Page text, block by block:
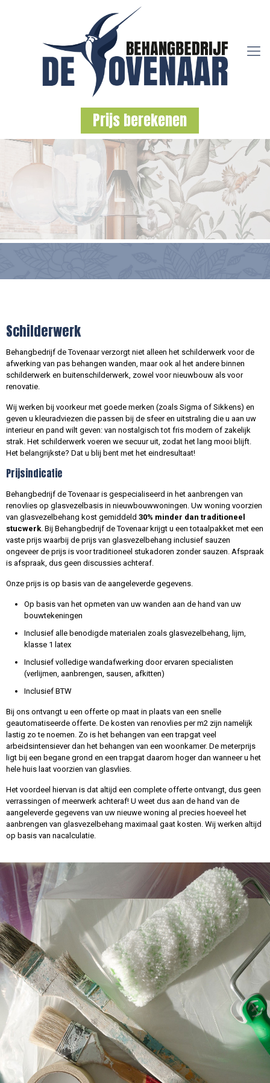
Prijs berekenen
Schilderwerk
Behangbedrijf de Tovenaar verzorgt niet alleen het schilderwerk voor de
afwerking van pas behangen wanden, maar ook al het andere binnen
schilderwerk en buitenschilderwerk, zowel voor nieuwbouw als voor
renovatie.
Wij werken bij voorkeur met goede merken (zoals Sigma of Sikkens) en
geven u kleuradviezen die passen bij de sfeer en uitstraling die u aan uw
interieur en pand wilt geven: van nostalgisch tot fris modern of zakelijk
strak. Het schilderwerk voeren we secuur uit, zodat het lang mooi blijft.
Het belangrijkste? Dat u blij bent met het eindresultaat!
Prijsindicatie
Behangbedrijf de Tovenaar is gespecialiseerd in het aanbrengen van
renovlies op glasvezelbasis in nieuwbouwwoningen. Uw woning voorzien
van glasvezelbehang kost gemiddeld 30% minder dan traditioneel
stucwerk. Bij Behangbedrijf de Tovenaar krijgt u een totaalpakket met een
vaste prijs waarbij de prijs van glasvezelbehang inclusief sauzen
ongeveer de prijs is voor traditioneel stukadoren zonder sauzen. Afspraak
is afspraak, dus geen discussies achteraf.
Onze prijs is op basis van de aangeleverde gegevens.
Op basis van het opmeten van uw wanden aan de hand van uw
bouwtekeningen
Inclusief alle benodigde materialen zoals glasvezelbehang, lijm,
klasse 1 latex
Inclusief volledige wandafwerking door ervaren specialisten
(verlijmen, aanbrengen, sausen, afkitten)
Inclusief BTW
Bij ons ontvangt u een offerte op maat in plaats van een snelle
geautomatiseerde offerte. De kosten van renovlies per m2 zijn namelijk
lastig zo te noemen. Zo is het behangen van een trapgat veel
arbeidsintensiever dan het behangen van een woonkamer. De meterprijs
ligt bij een begane grond en een trapgat daarom hoger dan wanneer u het
hele huis laat voorzien van glasvlies.
Het voordeel hiervan is dat altijd een complete offerte ontvangt, dus geen
verrassingen of meerwerk achteraf! U weet dus aan de hand van de
aangeleverde gegevens van uw nieuwe woning al precies hoeveel het
aanbrengen van glasvezelbehang maximaal gaat kosten. Wij werken altijd
op basis van nacalculatie.